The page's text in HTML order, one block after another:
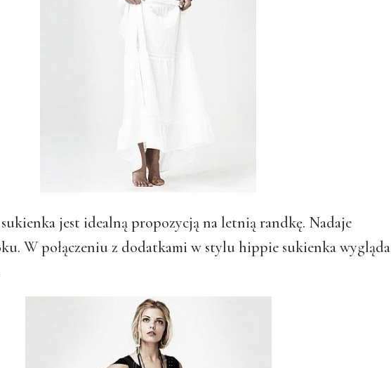
jest idealną propozycją na letnią randkę. Nadaje
W połączeniu z dodatkami w stylu hippie sukienka wygląda